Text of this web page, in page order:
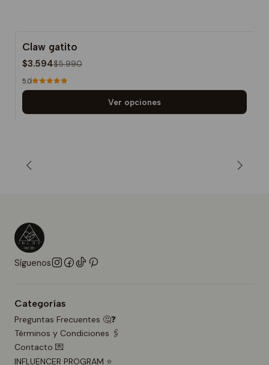
-40%
Claw gatito
$3.594$5.990
5.0
Ver opciones
Síguenos
Categorías
Preguntas Frecuentes 🤔❓
Términos y Condiciones 🖇️
Contacto 💌
INFLUENCER PROGRAM ⭐